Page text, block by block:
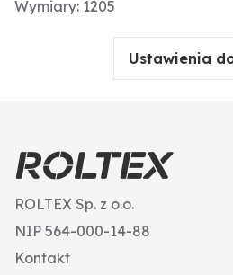
Wymiary: 1205
Ustawienia
ROLTEX Sp. z o.o.
NIP 564-000-14-88
Kontakt